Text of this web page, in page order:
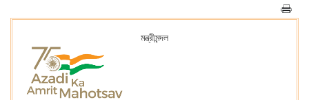
মন্ত্রীমন্দল